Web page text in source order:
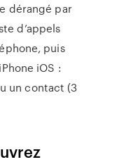
dérangé par
d’appels
puis
iOS :
un contact (3